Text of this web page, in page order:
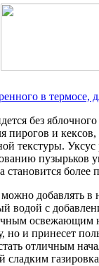
в термосе,
без
пирогов и
текстуры. Уксус
пузырьков
становится
добавлять в
водой с
освежающим
но и принесет
отличным
сладким